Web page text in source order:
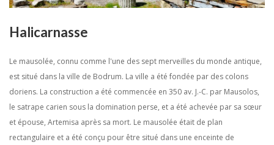
Halicarnasse
Le mausolée, connu comme l'une des sept merveilles du monde antique,
est situé dans la ville de Bodrum. La ville a été fondée par des colons
doriens. La construction a été commencée en 350 av. J.-C. par Mausolos,
le satrape carien sous la domination perse, et a été achevée par sa sœur
et épouse, Artemisa après sa mort. Le mausolée était de plan
rectangulaire et a été conçu pour être situé dans une enceinte de